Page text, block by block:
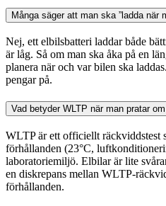
Många säger att man ska ”ladda när
Nej, ett elbilsbatteri laddar både
är låg. Så om man ska åka på en
planera när och var bilen ska
pengar på.
Vad betyder WLTP när man pratar
WLTP är ett officiellt räckviddstest
förhållanden (23°C,
laboratoriemiljö. Elbilar är lite
en diskrepans mellan WLTP-
förhållanden.